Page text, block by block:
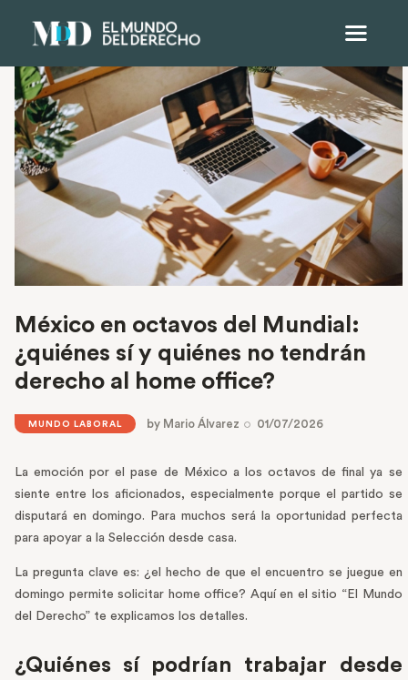
México en octavos del Mundial:
¿quiénes sí y quiénes no tendrán
derecho al home office?
MUNDO LABORAL by Mario Álvarez 01/07/2026
La emoción por el pase de México a los octavos de final ya se
siente entre los aficionados, especialmente porque el partido se
disputará en domingo. Para muchos será la oportunidad perfecta
para apoyar a la Selección desde casa.
La pregunta clave es: ¿el hecho de que el encuentro se juegue en
domingo permite solicitar home office? Aquí en el sitio “El Mundo
del Derecho” te explicamos los detalles.
¿Quiénes sí podrían trabajar desde